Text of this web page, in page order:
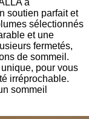
à
soutien parfait et
sélectionnés
et une
fermetés,
de sommeil.
pour vous
irréprochable.
sommeil